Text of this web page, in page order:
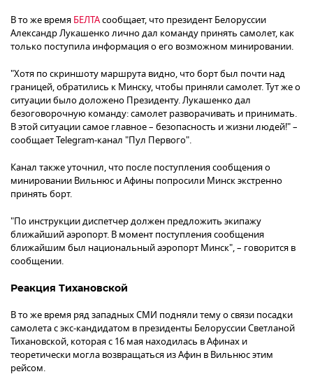
В то же время БЕЛТАсообщает, что президент Белоруссии
Александр Лукашенко лично дал команду принять самолет, как
только поступила информация о его возможном минировании.
"Хотя по скриншоту маршрута видно, что борт был почти над
границей, обратились к Минску, чтобы приняли самолет. Тут же о
ситуации было доложено Президенту. Лукашенко дал
безоговорочную команду: самолет разворачивать и принимать.
В этой ситуации самое главное – безопасность и жизни людей!" –
сообщает Telegram-канал "Пул Первого".
Канал также уточнил, что после поступления сообщения о
минировании Вильнюс и Афины попросили Минск экстренно
принять борт.
"По инструкции диспетчер должен предложить экипажу
ближайший аэропорт. В момент поступления сообщения
ближайшим был национальный аэропорт Минск", – говорится в
сообщении.
Реакция Тихановской
В то же время ряд западных СМИ подняли тему о связи посадки
самолета с экс-кандидатом в президенты Белоруссии Светланой
Тихановской, которая с 16 мая находилась в Афинах и
теоретически могла возвращаться из Афин в Вильнюс этим
рейсом.